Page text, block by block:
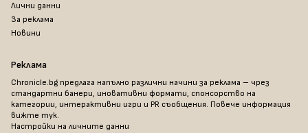
Лични данни
За реклама
Новини
Реклама
Chronicle.bg предлага напълно различни начини за реклама – чрез
стандартни банери, иновативни формати, спонсорство на
категории, интерактивни игри и PR съобщения. Повече информация
вижте тук.
Настройки на личните данни